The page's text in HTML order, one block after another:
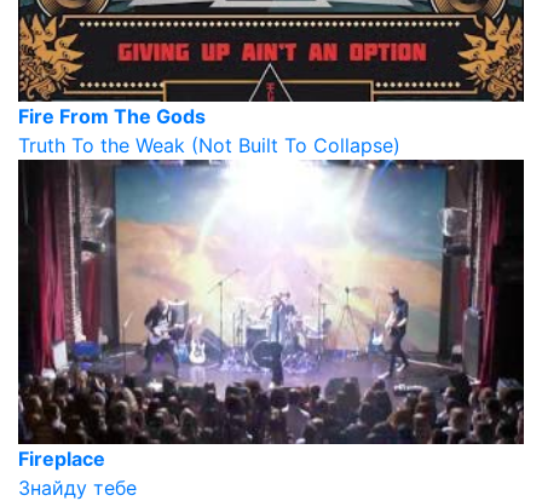
Fire From The Gods
Truth To the Weak (Not Built To Collapse)
Fireplace
Знайду тебе